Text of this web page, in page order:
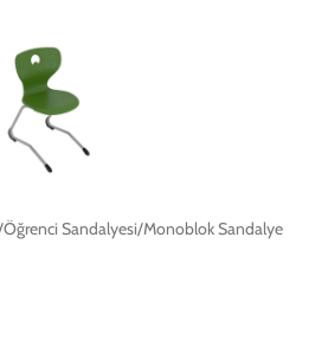
Öğrenci Sandalyesi/Monoblok Sandalye